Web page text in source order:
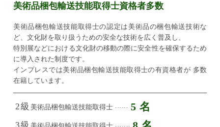
美術品梱包輸送技能取得士資格者多数
美術品梱包輸送技能取得士の認定は美術品の梱包輸送技術な
ど、文化財を取り扱うための安全な技術を広く普及し、
特別展などにおける文化財の移動の際に安全性を確保するため
に導入された制度です。
インプレスでは美術品梱包輸送技能取得士の有資格者が 多数
在籍しています。
2級 美術品梱包輸送技能取得士 ...... 5名
3級